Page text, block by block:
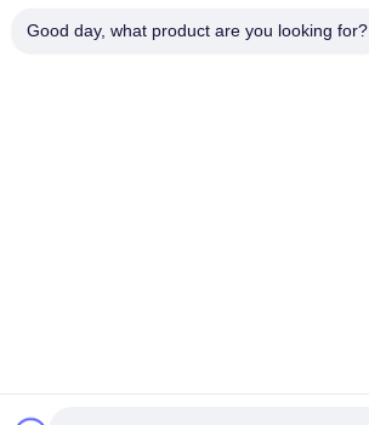
Refrigeração
Good day, what product are you looking for?